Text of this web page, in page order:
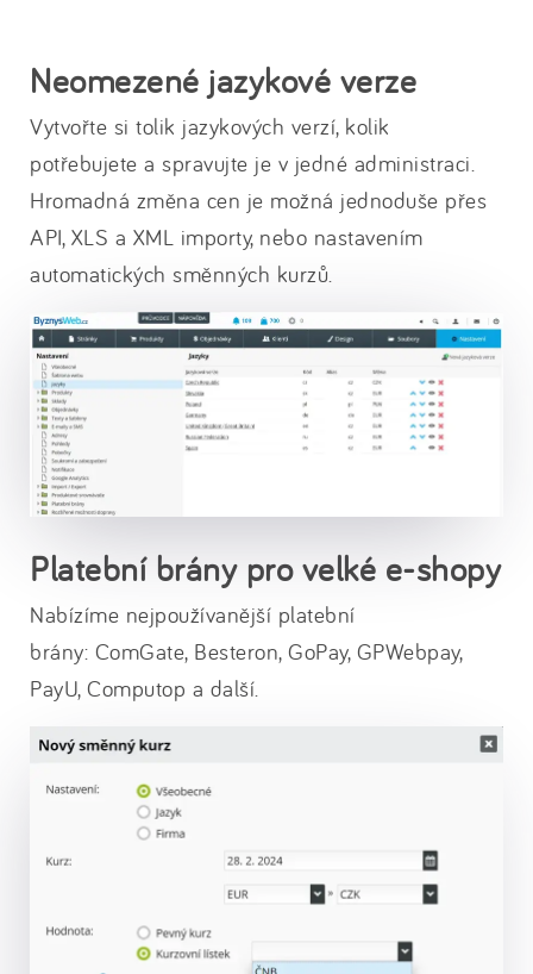
Neomezené jazykové verze
Vytvořte si tolik jazykových verzí, kolik
potřebujete a spravujte je v jedné administraci.
Hromadná změna cen je možná jednoduše přes
API, XLS a XML importy, nebo nastavením
automatických směnných kurzů.
Platební brány pro velké e-shopy
Nabízíme nejpoužívanější platební
brány: ComGate, Besteron, GoPay, GPWebpay,
PayU, Computop a další.